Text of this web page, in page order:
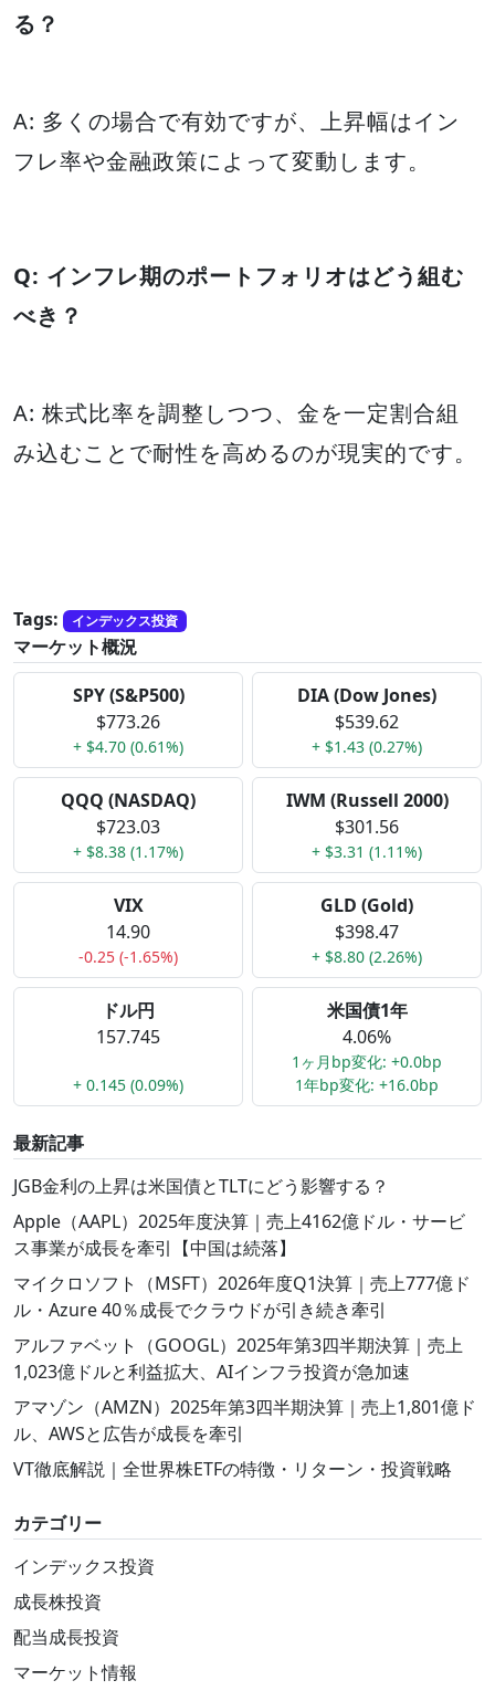
る？
A: 多くの場合で有効ですが、上昇幅はイン
フレ率や金融政策によって変動します。
Q: インフレ期のポートフォリオはどう組む
べき？
A: 株式比率を調整しつつ、金を一定割合組
み込むことで耐性を高めるのが現実的です。
Tags: インデックス投資
マーケット概況
SPY (S&P500)
$773.26
+ $4.70 (0.61%)
DIA (Dow Jones)
$539.62
+ $1.43 (0.27%)
QQQ (NASDAQ)
$723.03
+ $8.38 (1.17%)
IWM (Russell 2000)
$301.56
+ $3.31 (1.11%)
VIX
14.90
-0.25 (-1.65%)
GLD (Gold)
$398.47
+ $8.80 (2.26%)
ドル円
157.745
+ 0.145 (0.09%)
米国債1年
4.06%
1ヶ月bp変化: +0.0bp
1年bp変化: +16.0bp
最新記事
JGB金利の上昇は米国債とTLTにどう影響する？
Apple（AAPL）2025年度決算｜売上4162億ドル・サービ
ス事業が成長を牽引【中国は続落】
マイクロソフト（MSFT）2026年度Q1決算｜売上777億ド
ル・Azure 40％成長でクラウドが引き続き牽引
アルファベット（GOOGL）2025年第3四半期決算｜売上
1,023億ドルと利益拡大、AIインフラ投資が急加速
アマゾン（AMZN）2025年第3四半期決算｜売上1,801億ド
ル、AWSと広告が成長を牽引
VT徹底解説｜全世界株ETFの特徴・リターン・投資戦略
カテゴリー
インデックス投資
成長株投資
配当成長投資
マーケット情報